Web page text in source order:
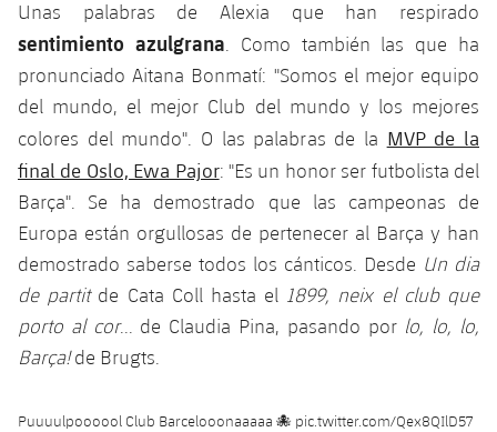
Unas palabras de Alexia que han respirado
sentimiento azulgrana . Como también las que ha
pronunciado Aitana Bonmatí: "Somos el mejor equipo
del mundo, el mejor Club del mundo y los mejores
colores del mundo". O las palabras de la MVP de la
final de Oslo, Ewa Pajor: "Es un honor ser futbolista del
Barça". Se ha demostrado que las campeonas de
Europa están orgullosas de pertenecer al Barça y han
demostrado saberse todos los cánticos. Desde Un dia
de partitde Cata Coll hasta el 1899, neix el club que
porto al cor... de Claudia Pina, pasando por lo, lo, lo,
Barça!de Brugts.
Puuuulpoooool Club Barcelooonaaaaa 🐙 pic.twitter.com/Qex8QIlD57